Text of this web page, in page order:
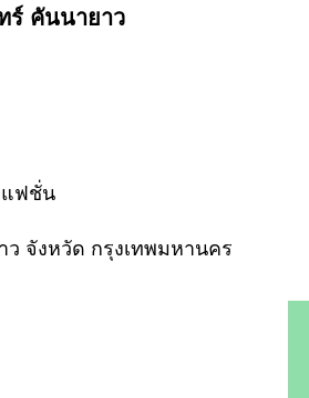
ร์ คันนายาว
แฟชั่น
จังหวัด กรุงเทพมหานคร